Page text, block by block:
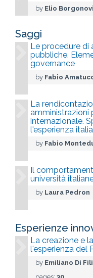
by Elio Borgonovi
Saggi
Le procedure di
pubbliche.
governance
by Fabio
La
amministrazioni
internazionale.
l'esperienza
by Fabio
Il
università
by Laura Pedron
Esperienze
La creazione e
l'esperienza del
by Emiliano Di